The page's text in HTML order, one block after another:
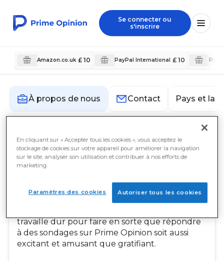
Se connecter ou
s'inscrire
Amazon.co.uk £ 10 PayPal International £ 10
À propos de nous Contact Pays et
À propos de nous
Notre mission
responsabiliser nos membres en leur offrant la
travaille dur pour faire en sorte que répondre
à des sondages sur Prime Opinion soit aussi
excitant et amusant que gratifiant.
En cliquant sur « Accepter tous les cookies », vous acceptez le
stockage de cookies sur votre appareil pour améliorer la navigation
sur le site, analyser son utilisation et contribuer à nos efforts de
marketing.
Autoriser tous les cookies
Paramètres des cookies